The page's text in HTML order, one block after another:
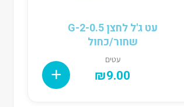
עט ג'ל לחצן G-2-0.5
שחור/כחול
עטים
₪9.00